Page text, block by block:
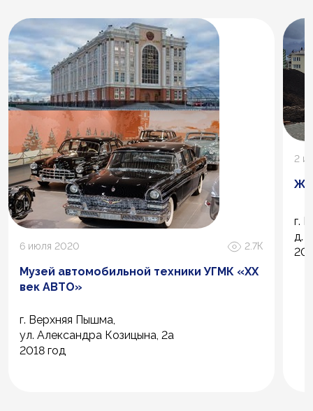
6 июля 2020 2.7К
Музей автомобильной техники УГМК «ХХ
век АВТО»
г. Верхняя Пышма,
ул. Александра Козицына, 2а
2018 год
2
ЖК
г.
д.